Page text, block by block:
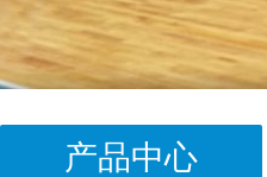
产品中心